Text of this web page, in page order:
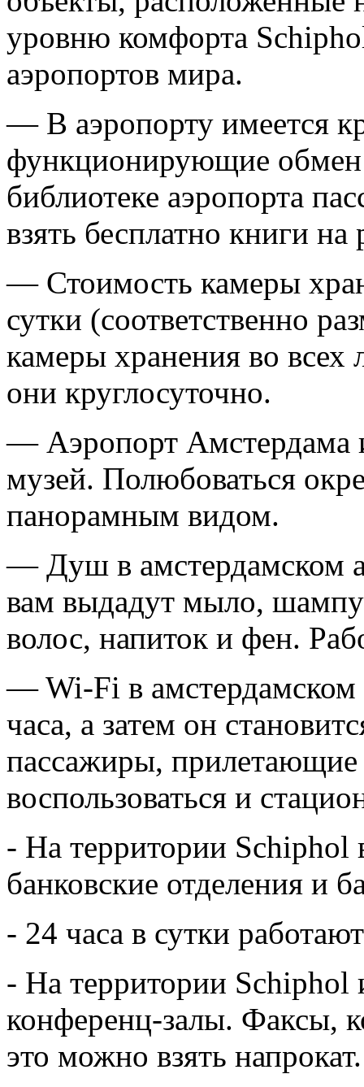
уровню комфорта
аэропортов мира.
— В аэропорту имеется
функционирующие обмен
библиотеке аэропорта
взять бесплатно книги
— Стоимость камеры
сутки (соответственно
камеры хранения во всех
они круглосуточно.
— Аэропорт Амстердама
музей. Полюбоваться
панорамным видом.
— Душ в амстердамском
вам выдадут мыло,
волос, напиток и фен.
— Wi-Fi в амстердамском
часа, а затем он
пассажиры,
воспользоваться и
- На территории Schiphol
банковские отделения и
- 24 часа в сутки
- На территории
конференц-залы. Факсы,
это можно взять напрокат.